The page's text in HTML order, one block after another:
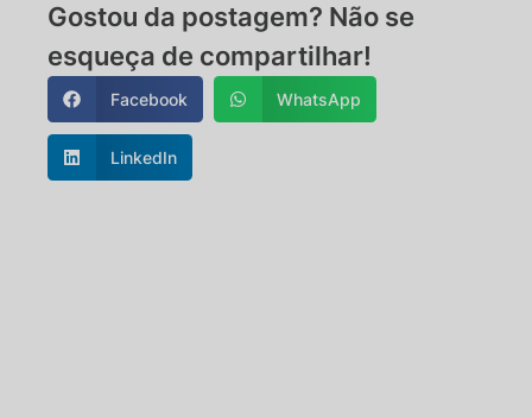
Gostou da postagem? Não se
esqueça de compartilhar!
Facebook WhatsApp
LinkedIn